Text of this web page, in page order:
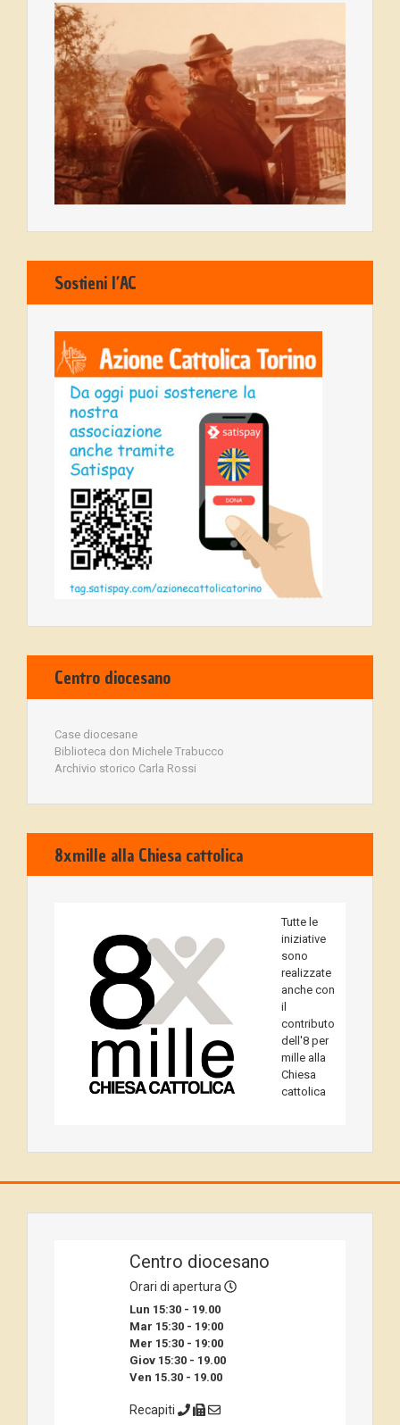
Sostieni l’AC
Centro diocesano
Case diocesane
Biblioteca don Michele Trabucco
Archivio storico Carla Rossi
8xmille alla Chiesa cattolica
Tutte le
iniziative
sono
realizzate
anche con
il
contributo
dell'8 per
mille alla
Chiesa
cattolica
Centro diocesano
Orari di apertura
Lun 15:30 - 19.00
Mar 15:30 - 19:00
Mer 15:30 - 19:00
Giov 15:30 - 19.00
Ven 15.30 - 19.00
Recapiti